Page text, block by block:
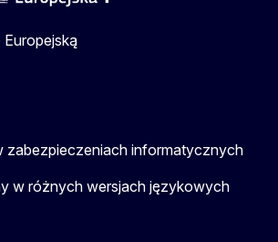
Europejską
zabezpieczeniach informatycznych
w różnych wersjach językowych